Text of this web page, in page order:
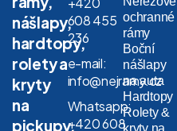
nášlapy,
hardtopy,
rolety a
kryty
na
pickupy,
608 455
236
e-mail:
info@nejramy.cz
Whatsapp:
+420 608
ochranné
rámy
Boční
nášlapy
na auta
Hardtopy
Rolety &
kryty na